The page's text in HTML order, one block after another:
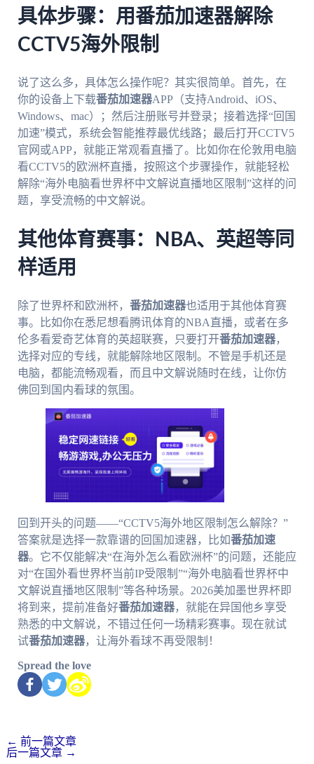
具体步骤：用番茄加速器解除
CCTV5海外限制
说了这么多，具体怎么操作呢？其实很简单。首先，在
你的设备上下载番茄加速器APP（支持Android、iOS、
Windows、mac）；然后注册账号并登录；接着选择“回国
加速”模式，系统会智能推荐最优线路；最后打开CCTV5
官网或APP，就能正常观看直播了。比如你在伦敦用电脑
看CCTV5的欧洲杯直播，按照这个步骤操作，就能轻松
解除“海外电脑看世界杯中文解说直播地区限制”这样的问
题，享受流畅的中文解说。
其他体育赛事：NBA、英超等同
样适用
除了世界杯和欧洲杯， 番茄加速器也适用于其他体育赛
事。比如你在悉尼想看腾讯体育的NBA直播，或者在多
伦多看爱奇艺体育的英超联赛，只要打开番茄加速器，
选择对应的专线，就能解除地区限制。不管是手机还是
电脑，都能流畅观看，而且中文解说随时在线，让你仿
佛回到国内看球的氛围。
回到开头的问题——“CCTV5海外地区限制怎么解除？”
答案就是选择一款靠谱的回国加速器，比如番茄加速
器。它不仅能解决“在海外怎么看欧洲杯”的问题，还能应
对“在国外看世界杯当前IP受限制”“海外电脑看世界杯中
文解说直播地区限制”等各种场景。2026美加墨世界杯即
将到来，提前准备好番茄加速器，就能在异国他乡享受
熟悉的中文解说，不错过任何一场精彩赛事。现在就试
试番茄加速器，让海外看球不再受限制！
Spread the love
← 前一篇文章
后一篇文章 →